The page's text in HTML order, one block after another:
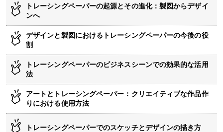
トレーシングペーパーの起源とその進化：製図からデザイ
ンへ
デザインと製図におけるトレーシングペーパーの今後の役
割
トレーシングペーパーのビジネスシーンでの効果的な活用
法
アートとトレーシングペーパー：クリエイティブな作品作
りにおける使用方法
トレーシングペーパーでのスケッチとデザインの描き方